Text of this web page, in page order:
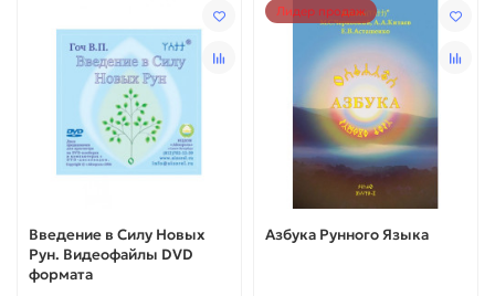
Введение в Силу Новых
Рун. Видеофайлы DVD
формата
Лидер продаж
Азбука Рунного Языка